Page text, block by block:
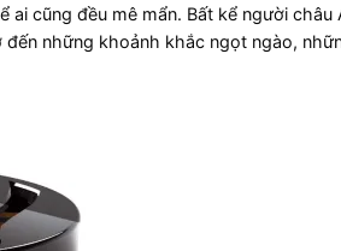
cũng đều mê mẩn. Bất kể người châu
những khoảnh khắc ngọt ngào,